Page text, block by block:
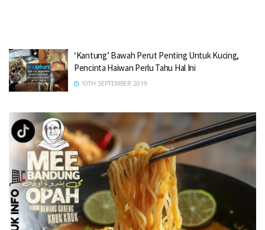
‘Kantung’ Bawah Perut Penting Untuk Kucing,
Pencinta Haiwan Perlu Tahu Hal Ini
10TH SEPTEMBER 2019